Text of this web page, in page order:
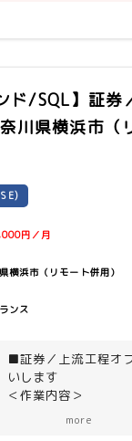
・JCLを動かすA-
レイアウト定義す
で作成。
・帳票はIDSサーバ
ド/SQL】証券
川県横浜市（
円／月
横浜市（リモート併用）
ンス
■証券／上流工程オ
いします
＜作業内容＞
more